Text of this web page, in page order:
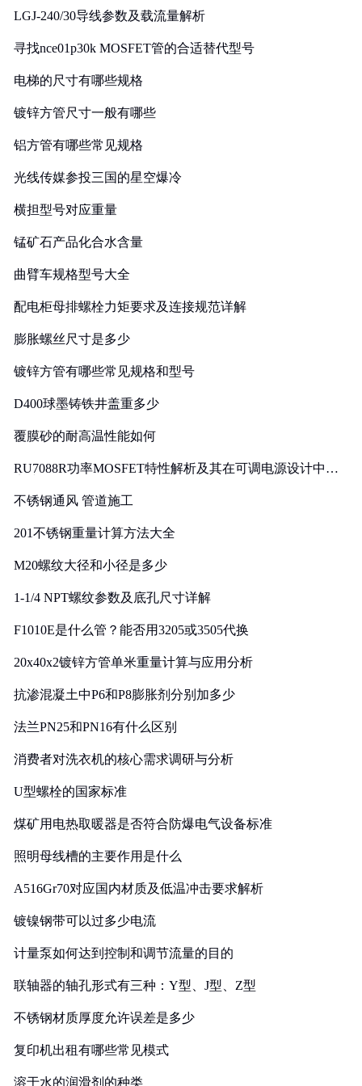
LGJ-240/30导线参数及载流量解析
寻找nce01p30k MOSFET管的合适替代型号
电梯的尺寸有哪些规格
镀锌方管尺寸一般有哪些
铝方管有哪些常见规格
光线传媒参投三国的星空爆冷
横担型号对应重量
锰矿石产品化合水含量
曲臂车规格型号大全
配电柜母排螺栓力矩要求及连接规范详解
膨胀螺丝尺寸是多少
镀锌方管有哪些常见规格和型号
D400球墨铸铁井盖重多少
覆膜砂的耐高温性能如何
RU7088R功率MOSFET特性解析及其在可调电源设计中的
不锈钢通风 管道施工
201不锈钢重量计算方法大全
M20螺纹大径和小径是多少
1-1/4 NPT螺纹参数及底孔尺寸详解
F1010E是什么管？能否用3205或3505代换
20x40x2镀锌方管单米重量计算与应用分析
抗渗混凝土中P6和P8膨胀剂分别加多少
法兰PN25和PN16有什么区别
消费者对洗衣机的核心需求调研与分析
U型螺栓的国家标准
煤矿用电热取暖器是否符合防爆电气设备标准
照明母线槽的主要作用是什么
A516Gr70对应国内材质及低温冲击要求解析
镀镍钢带可以过多少电流
计量泵如何达到控制和调节流量的目的
联轴器的轴孔形式有三种：Y型、J型、Z型
不锈钢材质厚度允许误差是多少
复印机出租有哪些常见模式
溶于水的润滑剂的种类